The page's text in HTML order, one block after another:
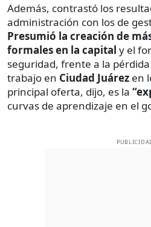
Además, contrastó los
administración con los de
Presumió la creación de
formales en la capital y el
seguridad, frente a la
trabajo en Ciudad Juárez en
principal oferta, dijo, es la
curvas de aprendizaje en el